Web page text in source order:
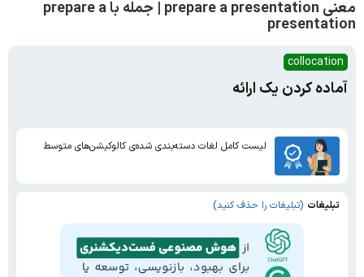
معنی prepare a presentation | جمله با prepare a
presentation
collocation
آماده کردن یک ارائه
لیست کامل لغات دسته‌بندی شده‌ی کالوکیشن‌های متوسط
تبلیغات (تبلیغات را حذف کنید)